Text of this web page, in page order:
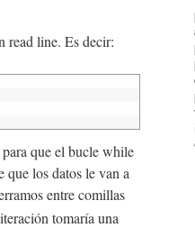
read line. Es decir:
que el bucle while
los datos le van a
entre comillas
tomaría una